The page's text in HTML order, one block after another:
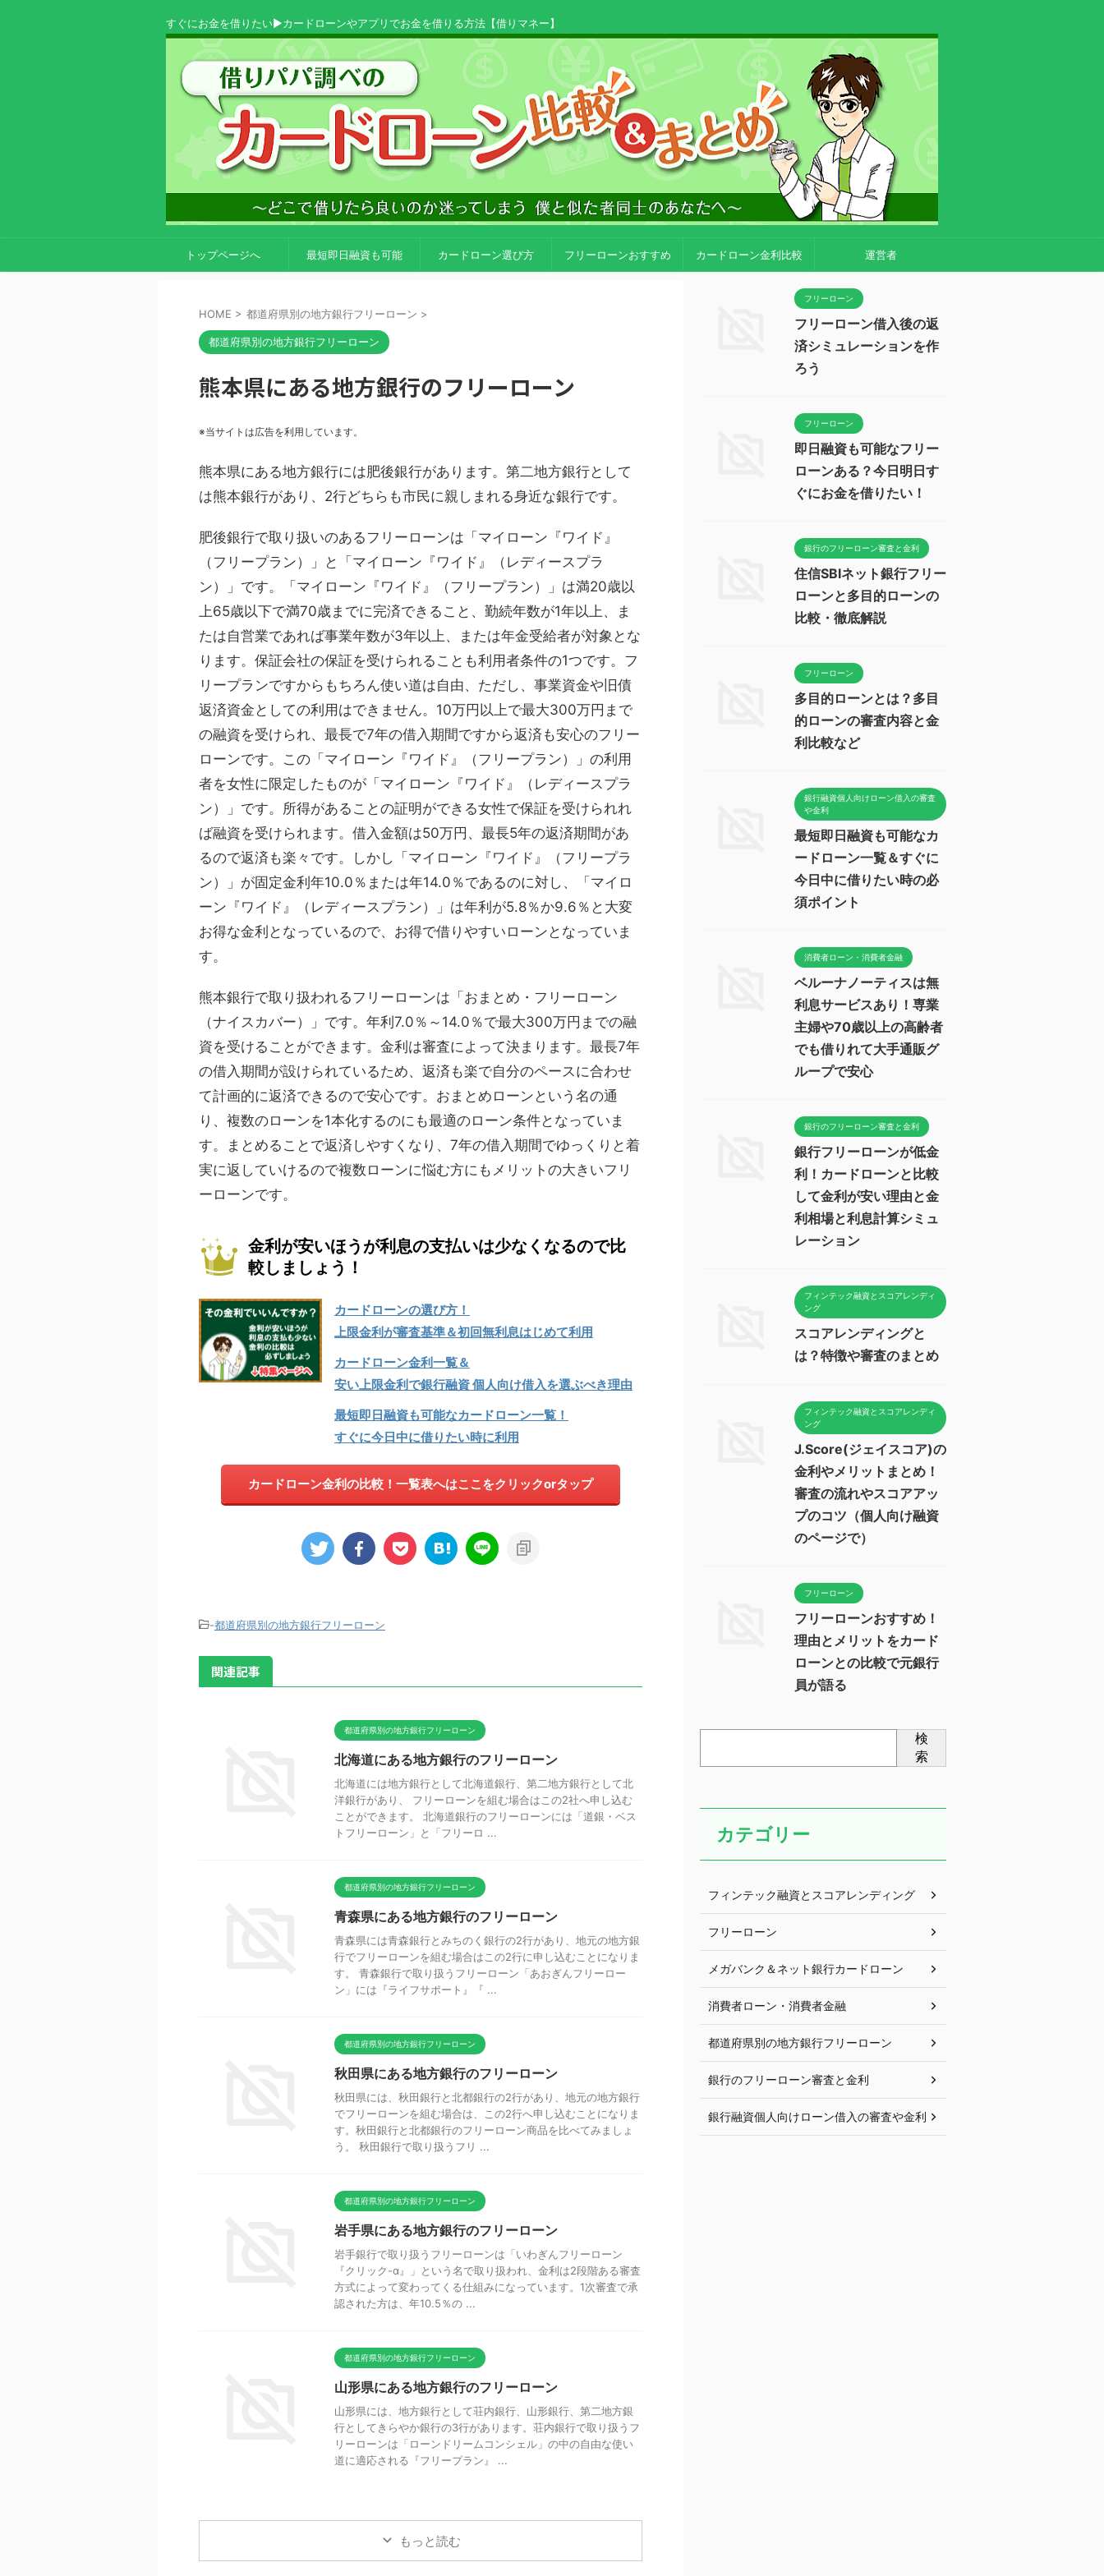
すぐにお金を借りたい▶カードローンやアプリでお金を借りる方法【借りマネー】
トップページへ 最短即日融資も可能 カードローン選び方 フリーローンおすすめ カードローン金利比較 運営者
HOME > 都道府県別の地方銀行フリーローン >
都道府県別の地方銀行フリーローン
熊本県にある地方銀行のフリーローン
※当サイトは広告を利用しています。
熊本県にある地方銀行には肥後銀行があります。第二地方銀行として
は熊本銀行があり、2行どちらも市民に親しまれる身近な銀行です。
肥後銀行で取り扱いのあるフリーローンは「マイローン『ワイド』
（フリープラン）」と「マイローン『ワイド』（レディースプラ
ン）」です。「マイローン『ワイド』（フリープラン）」は満20歳以
上65歳以下で満70歳までに完済できること、勤続年数が1年以上、ま
たは自営業であれば事業年数が3年以上、または年金受給者が対象とな
ります。保証会社の保証を受けられることも利用者条件の1つです。フ
リープランですからもちろん使い道は自由、ただし、事業資金や旧債
返済資金としての利用はできません。10万円以上で最大300万円まで
の融資を受けられ、最長で7年の借入期間ですから返済も安心のフリー
ローンです。この「マイローン『ワイド』（フリープラン）」の利用
者を女性に限定したものが「マイローン『ワイド』（レディースプラ
ン）」です。所得があることの証明ができる女性で保証を受けられれ
ば融資を受けられます。借入金額は50万円、最長5年の返済期間があ
るので返済も楽々です。しかし「マイローン『ワイド』（フリープラ
ン）」が固定金利年10.0％または年14.0％であるのに対し、「マイロ
ーン『ワイド』（レディースプラン）」は年利が5.8％か9.6％と大変
お得な金利となっているので、お得で借りやすいローンとなっていま
す。
熊本銀行で取り扱われるフリーローンは「おまとめ・フリーローン
（ナイスカバー）」です。年利7.0％～14.0％で最大300万円までの融
資を受けることができます。金利は審査によって決まります。最長7年
の借入期間が設けられているため、返済も楽で自分のペースに合わせ
て計画的に返済できるので安心です。おまとめローンという名の通
り、複数のローンを1本化するのにも最適のローン条件となっていま
す。まとめることで返済しやすくなり、7年の借入期間でゆっくりと着
実に返していけるので複数ローンに悩む方にもメリットの大きいフリ
ーローンです。
金利が安いほうが利息の支払いは少なくなるので比
較しましょう！
カードローンの選び方！
上限金利が審査基準＆初回無利息はじめて利用
カードローン金利一覧＆
安い上限金利で銀行融資 個人向け借入を選ぶべき理由
最短即日融資も可能なカードローン一覧！
すぐに今日中に借りたい時に利用
カードローン金利の比較！一覧表へはここをクリックorタップ
-都道府県別の地方銀行フリーローン
関連記事
都道府県別の地方銀行フリーローン
北海道にある地方銀行のフリーローン
北海道には地方銀行として北海道銀行、第二地方銀行として北
洋銀行があり、 フリーローンを組む場合はこの2社へ申し込む
ことができます。 北海道銀行のフリーローンには「道銀・ベス
トフリーローン」と「フリーロ ...
都道府県別の地方銀行フリーローン
青森県にある地方銀行のフリーローン
青森県には青森銀行とみちのく銀行の2行があり、地元の地方銀
行でフリーローンを組む場合はこの2行に申し込むことになりま
す。 青森銀行で取り扱うフリーローン「あおぎんフリーロー
ン」には『ライフサポート』『 ...
都道府県別の地方銀行フリーローン
秋田県にある地方銀行のフリーローン
秋田県には、秋田銀行と北都銀行の2行があり、地元の地方銀行
でフリーローンを組む場合は、この2行へ申し込むことになりま
す。秋田銀行と北都銀行のフリーローン商品を比べてみましょ
う。 秋田銀行で取り扱うフリ ...
都道府県別の地方銀行フリーローン
岩手県にある地方銀行のフリーローン
岩手銀行で取り扱うフリーローンは「いわぎんフリーローン
『クリック-α』」という名で取り扱われ、金利は2段階ある審査
方式によって変わってくる仕組みになっています。1次審査で承
認された方は、年10.5％の ...
都道府県別の地方銀行フリーローン
山形県にある地方銀行のフリーローン
山形県には、地方銀行として荘内銀行、山形銀行、第二地方銀
行としてきらやか銀行の3行があります。荘内銀行で取り扱うフ
リーローンは「ローンドリームコンシェル」の中の自由な使い
道に適応される『フリープラン』 ...
もっと読む
フリーローン
フリーローン借入後の返
済シミュレーションを作
ろう
フリーローン
即日融資も可能なフリー
ローンある？今日明日す
ぐにお金を借りたい！
銀行のフリーローン審査と金利
住信SBIネット銀行フリー
ローンと多目的ローンの
比較・徹底解説
フリーローン
多目的ローンとは？多目
的ローンの審査内容と金
利比較など
銀行融資個人向けローン借入の審査
や金利
最短即日融資も可能なカ
ードローン一覧＆すぐに
今日中に借りたい時の必
須ポイント
消費者ローン・消費者金融
ベルーナノーティスは無
利息サービスあり！専業
主婦や70歳以上の高齢者
でも借りれて大手通販グ
ループで安心
銀行のフリーローン審査と金利
銀行フリーローンが低金
利！カードローンと比較
して金利が安い理由と金
利相場と利息計算シミュ
レーション
フィンテック融資とスコアレンディ
ング
スコアレンディングと
は？特徴や審査のまとめ
フィンテック融資とスコアレンディ
ング
J.Score(ジェイスコア)の
金利やメリットまとめ！
審査の流れやスコアアッ
プのコツ（個人向け融資
のページで）
フリーローン
フリーローンおすすめ！
理由とメリットをカード
ローンとの比較で元銀行
員が語る
検
索
カテゴリー
フィンテック融資とスコアレンディング
フリーローン
メガバンク＆ネット銀行カードローン
消費者ローン・消費者金融
都道府県別の地方銀行フリーローン
銀行のフリーローン審査と金利
銀行融資個人向けローン借入の審査や金利